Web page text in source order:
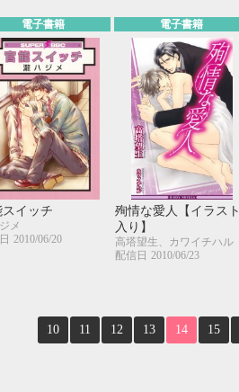
電子書籍
イッチ
メ
2010/06/20
電子書籍
殉情な愛人【イラスト
入り】
高塔望生、カワイチハル
配信日 2010/06/23
10 11 12 13 14 15